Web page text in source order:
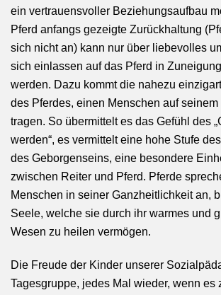
ein vertrauensvoller Beziehungsaufbau
Pferd anfangs gezeigte Zurückhaltung
sich nicht an) kann nur über liebevolles
sich einlassen auf das Pferd in
werden. Dazu kommt die nahezu
des Pferdes, einen Menschen auf seinem
tragen. So übermittelt es das Gefühl des
werden“, es vermittelt eine hohe Stufe
des Geborgenseins, eine besondere
zwischen Reiter und Pferd. Pferde
Menschen in seiner Ganzheitlichkeit an,
Seele, welche sie durch ihr warmes und
Wesen zu heilen vermögen.
Die Freude der Kinder unserer
Tagesgruppe, jedes Mal wieder, wenn es